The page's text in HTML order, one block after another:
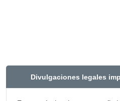
Divulgaciones legales